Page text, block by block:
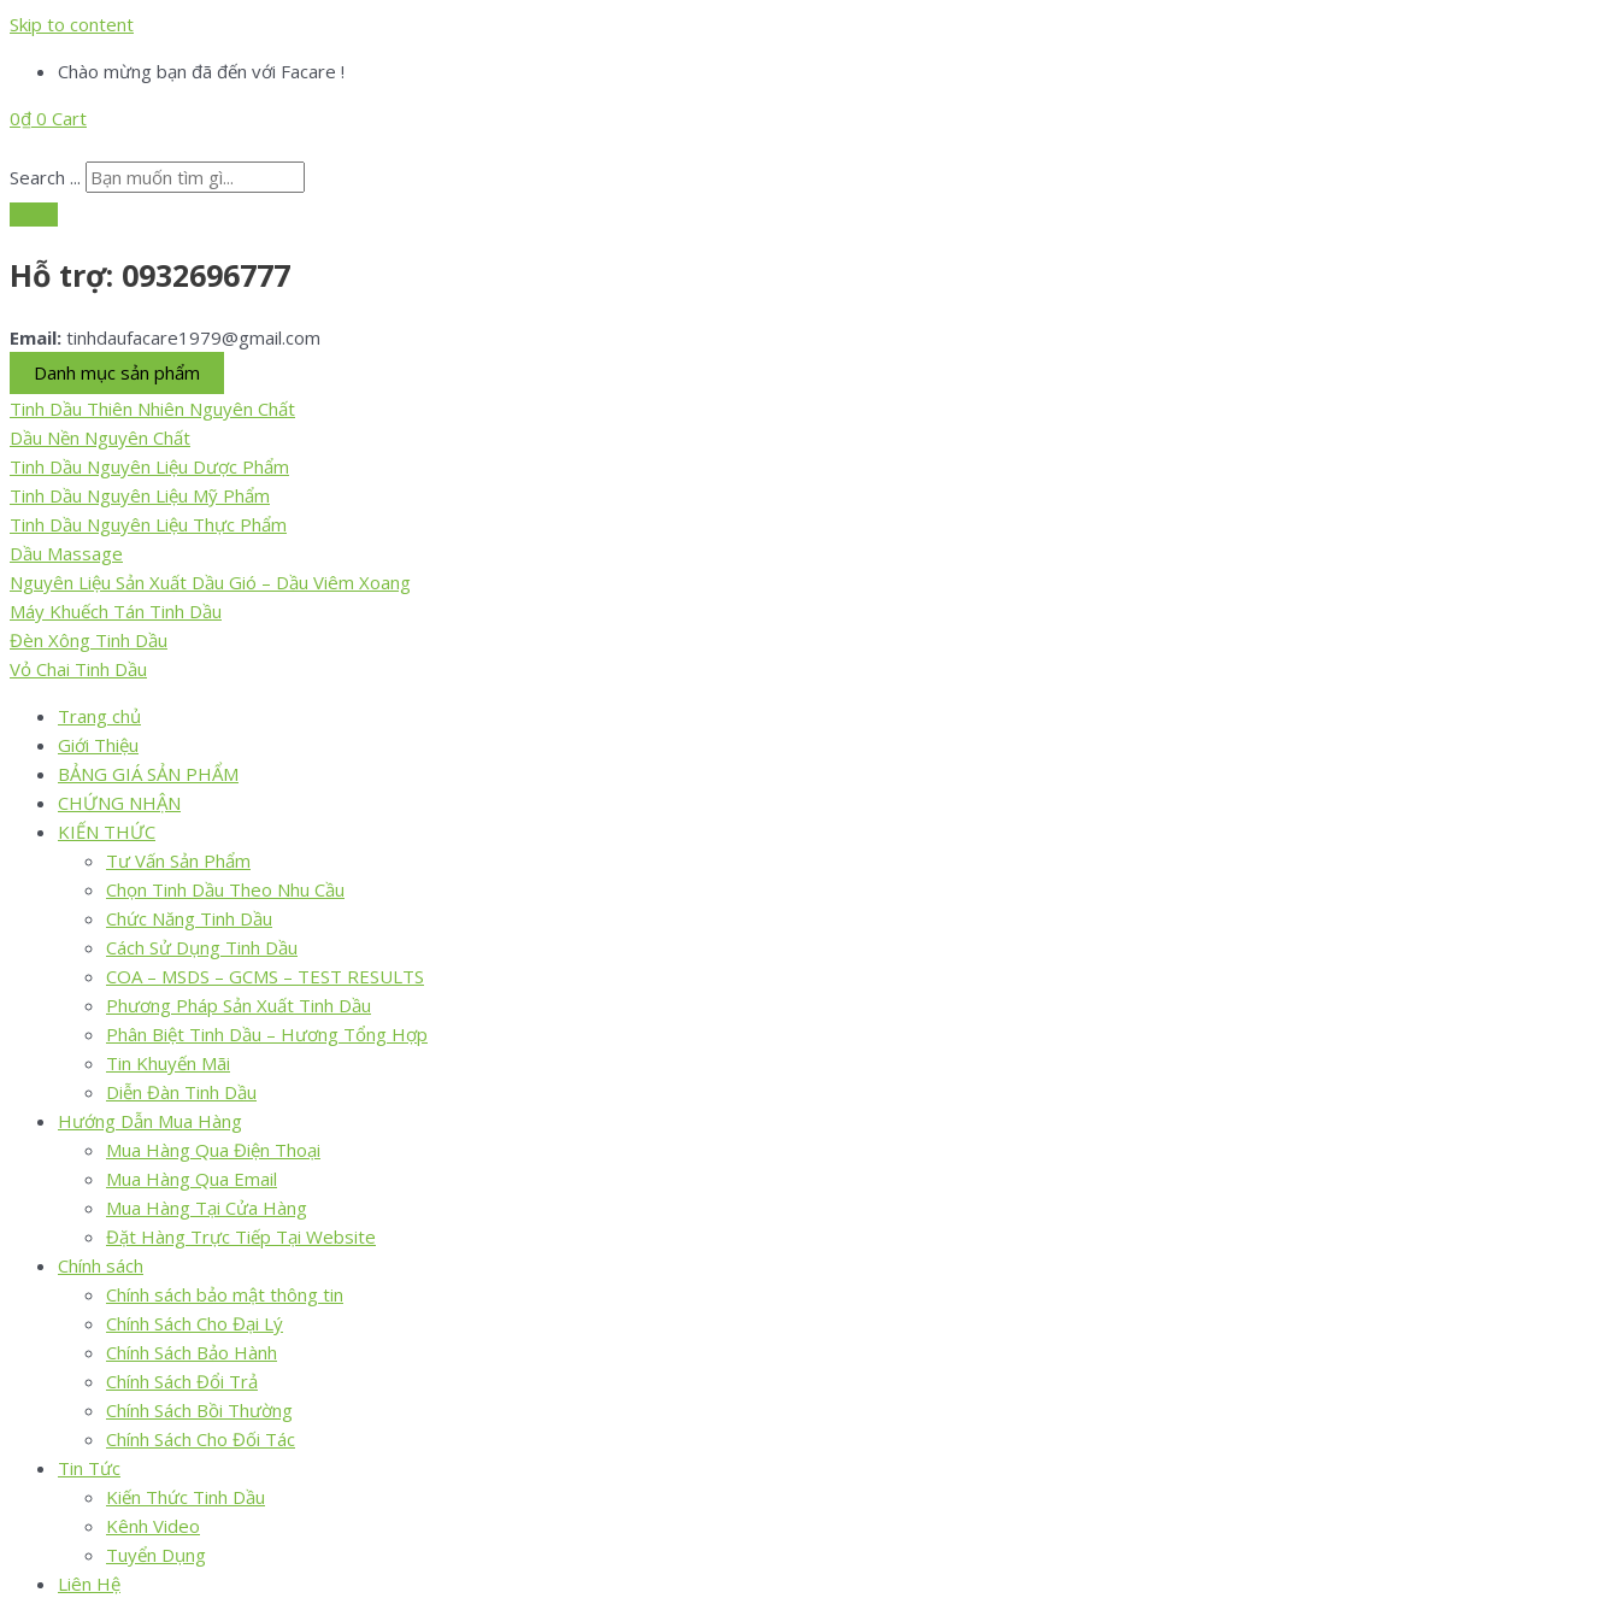
Skip to content
Chào mừng bạn đã đến với Facare !
0₫ 0 Cart
Search ...
Hỗ trợ: 0932696777
Email: tinhdaufacare1979@gmail.com
Danh mục sản phẩm
Tinh Dầu Thiên Nhiên Nguyên Chất
Dầu Nền Nguyên Chất
Tinh Dầu Nguyên Liệu Dược Phẩm
Tinh Dầu Nguyên Liệu Mỹ Phẩm
Tinh Dầu Nguyên Liệu Thực Phẩm
Dầu Massage
Nguyên Liệu Sản Xuất Dầu Gió – Dầu Viêm Xoang
Máy Khuếch Tán Tinh Dầu
Đèn Xông Tinh Dầu
Vỏ Chai Tinh Dầu
Trang chủ
Giới Thiệu
BẢNG GIÁ SẢN PHẨM
CHỨNG NHẬN
KIẾN THỨC
Tư Vấn Sản Phẩm
Chọn Tinh Dầu Theo Nhu Cầu
Chức Năng Tinh Dầu
Cách Sử Dụng Tinh Dầu
COA – MSDS – GCMS – TEST RESULTS
Phương Pháp Sản Xuất Tinh Dầu
Phân Biệt Tinh Dầu – Hương Tổng Hợp
Tin Khuyến Mãi
Diễn Đàn Tinh Dầu
Hướng Dẫn Mua Hàng
Mua Hàng Qua Điện Thoại
Mua Hàng Qua Email
Mua Hàng Tại Cửa Hàng
Đặt Hàng Trực Tiếp Tại Website
Chính sách
Chính sách bảo mật thông tin
Chính Sách Cho Đại Lý
Chính Sách Bảo Hành
Chính Sách Đổi Trả
Chính Sách Bồi Thường
Chính Sách Cho Đối Tác
Tin Tức
Kiến Thức Tinh Dầu
Kênh Video
Tuyển Dụng
Liên Hệ